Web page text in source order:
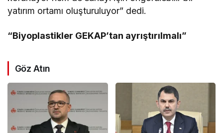
yatırım ortamı oluşturuluyor” dedi.
“Biyoplastikler GEKAP’tan ayrıştırılmalı”
Göz Atın